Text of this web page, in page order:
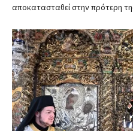
αποκατασταθεί στην πρότερη